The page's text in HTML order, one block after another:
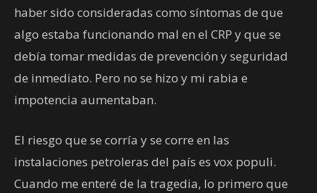
haber sido consideradas como síntomas de que
algo estaba funcionando mal en el CRP y que se
debía tomar medidas de prevención y seguridad
de inmediato. Pero no se hizo y mi rabia e
impotencia aumentaban.
El riesgo que se corría y se corre en las
instalaciones petroleras del país es vox populi.
Cuando me enteré de la tragedia, lo primero que